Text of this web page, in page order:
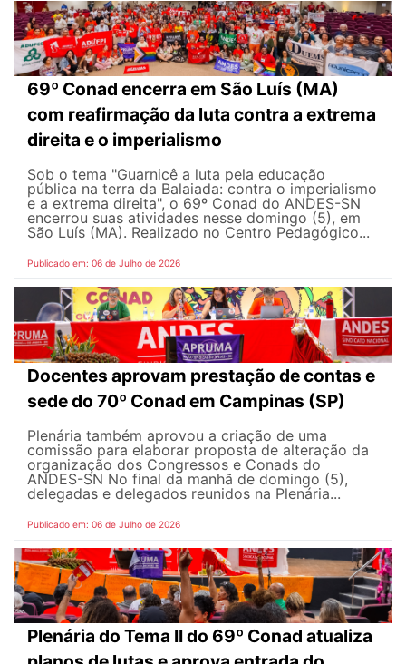
69º Conad encerra em São Luís (MA)
com reafirmação da luta contra a extrema
direita e o imperialismo
Sob o tema "Guarnicê a luta pela educação
pública na terra da Balaiada: contra o imperialismo
e a extrema direita", o 69º Conad do ANDES-SN
encerrou suas atividades nesse domingo (5), em
São Luís (MA). Realizado no Centro Pedagógico...
Publicado em: 06 de Julho de 2026
Docentes aprovam prestação de contas e
sede do 70º Conad em Campinas (SP)
Plenária também aprovou a criação de uma
comissão para elaborar proposta de alteração da
organização dos Congressos e Conads do
ANDES-SN No final da manhã de domingo (5),
delegadas e delegados reunidos na Plenária...
Publicado em: 06 de Julho de 2026
Plenária do Tema II do 69º Conad atualiza